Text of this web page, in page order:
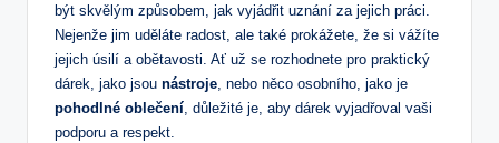
být skvělým způsobem, jak vyjádřit uznání za jejich práci.
Nejenže jim uděláte radost, ale také prokážete, že si vážíte
jejich úsilí a obětavosti. Ať už se rozhodnete pro praktický
dárek, jako jsou nástroje , nebo něco osobního, jako je
pohodlné oblečení , důležité je, aby dárek vyjadřoval vaši
podporu a respekt.